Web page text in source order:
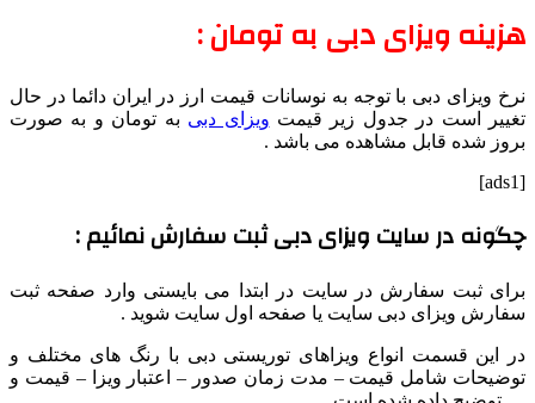
هزینه ویزای دبی به تومان :
نرخ ویزای دبی با توجه به نوسانات قیمت ارز در ایران دائما در حال
تغییر است در جدول زیر قیمت ویزای دبی به تومان و به صورت
بروز شده قابل مشاهده می باشد .
[ads1]
چگونه در سایت ویزای دبی ثبت سفارش نمائیم :
برای ثبت سفارش در سایت در ابتدا می بایستی وارد صفحه ثبت
سفارش ویزای دبی سایت یا صفحه اول سایت شوید .
در این قسمت انواع ویزاهای توریستی دبی با رنگ های مختلف و
توضیحات شامل قیمت – مدت زمان صدور – اعتبار ویزا – قیمت و